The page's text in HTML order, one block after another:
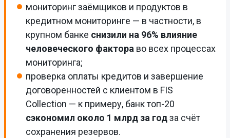
мониторинг заёмщиков и продуктов в
кредитном мониторинге — в частности, в
крупном банке снизили на 96% влияние
человеческого фактора во всех процессах
мониторинга;
проверка оплаты кредитов и завершение
договоренностей с клиентом в FIS
Collection — к примеру, банк топ-20
сэкономил около 1 млрд за годза счёт
сохранения резервов.